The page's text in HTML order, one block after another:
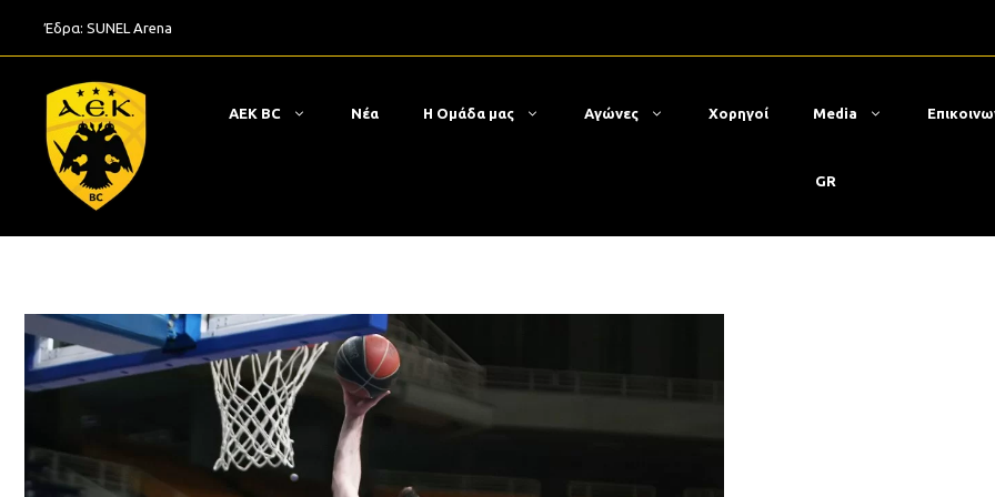
Έδρα: SUNEL Arena
ΑΕΚ BC Νέα Η Ομάδα μας Αγώνες Χορηγοί Media
GR